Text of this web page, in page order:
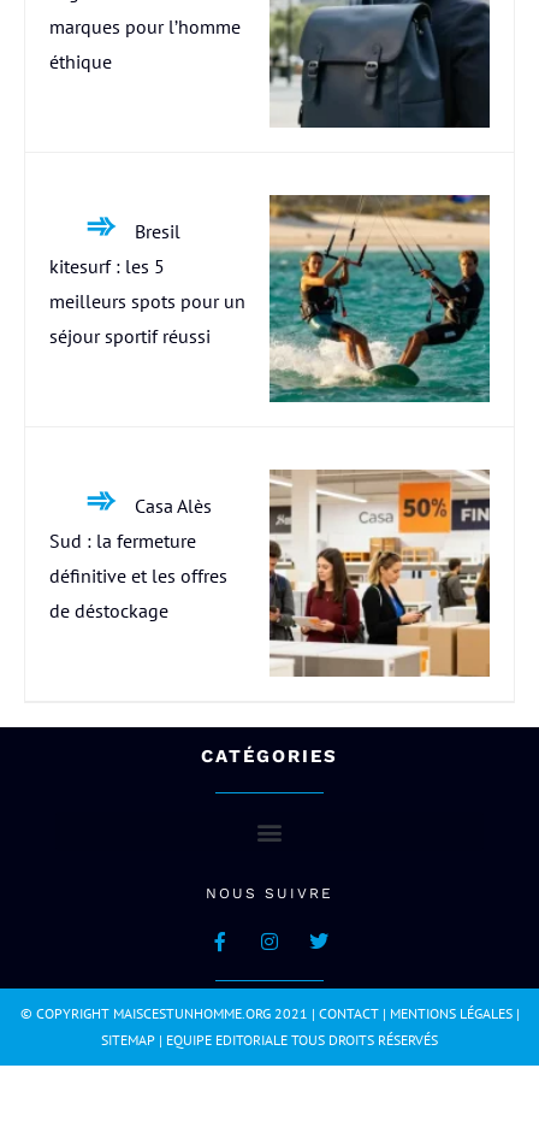
marques pour l’homme
éthique
Bresil
kitesurf : les 5
meilleurs spots pour un
séjour sportif réussi
Casa Alès
Sud : la fermeture
définitive et les offres
de déstockage
CATÉGORIES
NOUS SUIVRE
© COPYRIGHT MAISCESTUNHOMME.ORG 2021 | CONTACT| MENTIONS LÉGALES|
SITEMAP | EQUIPE EDITORIALE TOUS DROITS RÉSERVÉS